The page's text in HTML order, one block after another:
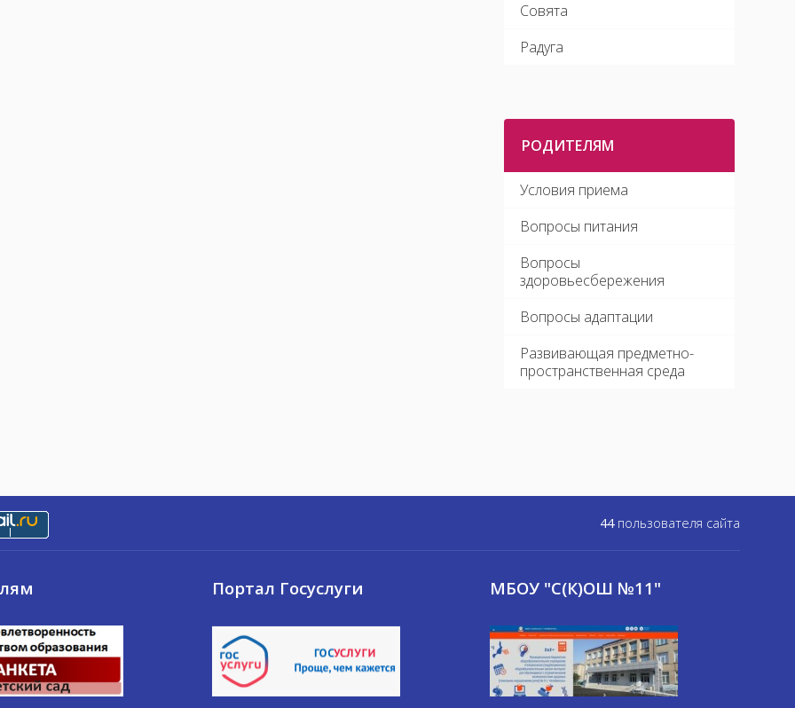
Совята
Радуга
РОДИТЕЛЯМ
Условия приема
Вопросы питания
Вопросы
здоровьесбережения
Вопросы адаптации
Развивающая предметно-
пространственная среда
44пользователя сайта
Портал Госуслуги МБОУ "С(К)ОШ №11"